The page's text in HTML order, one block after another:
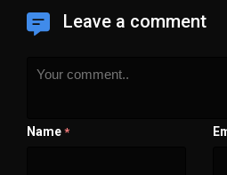
Leave a comment
Name *